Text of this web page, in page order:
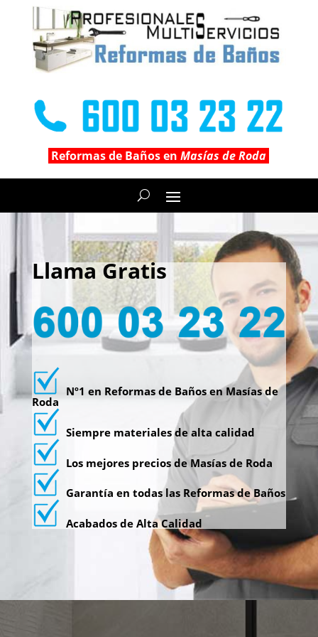
Reformas de Baños enMasías de Roda
Llama Gratis
Nº1 en Reformas de Baños en Masías de
Roda
Siempre materiales de alta calidad
Los mejores precios de Masías de Roda
Garantía en todas las Reformas de Baños
Acabados de Alta Calidad